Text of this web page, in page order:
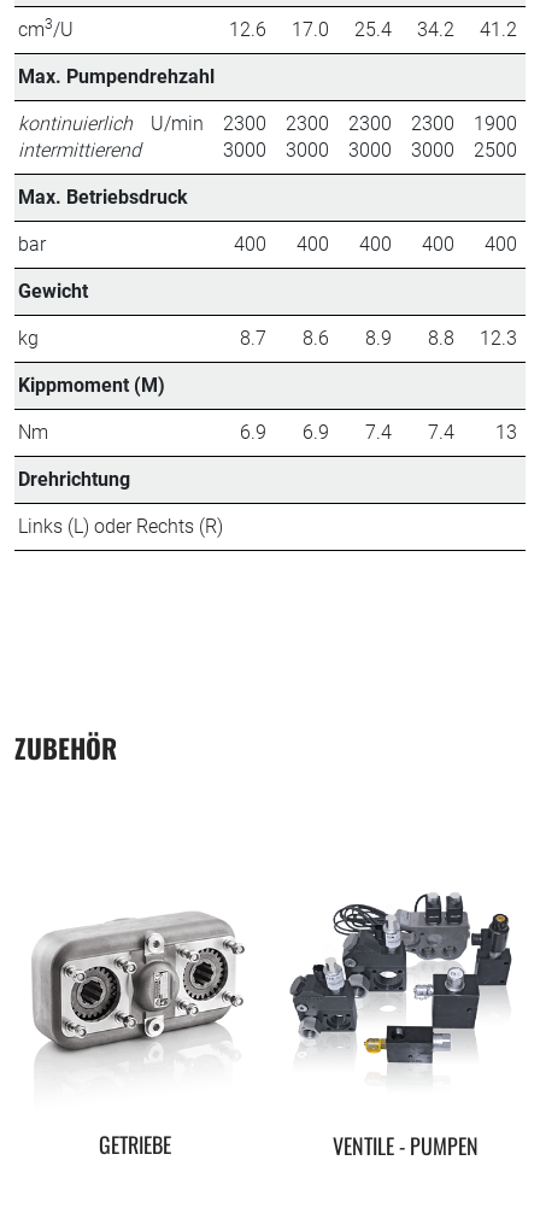
cm3/U 12.6 17.0 25.4 34.2 41.2
Max. Pumpendrehzahl
kontinuierlich
intermittierend
U/min
2300
3000
2300
3000
2300
3000
2300
3000
1900
2500
Max. Betriebsdruck
bar 400 400 400 400 400
Gewicht
kg 8.7 8.6 8.9 8.8 12.3
Kippmoment (M)
Nm 6.9 6.9 7.4 7.4 13
Drehrichtung
Links (L) oder Rechts (R)
ZUBEHÖR
GETRIEBE VENTILE - PUMPEN